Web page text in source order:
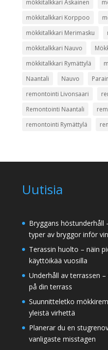
mökkitalkkari Askainen
mökkitalkkari Korppoo
mökkitalkkari Merimasku
mökkitalkkari Nauvo
mökkitalkkari Rymättylä
Naantali
Nauvo
remontointi Livonsaari
Remontointi Naantali
remontointi Rymättylä
Uutisia
Bryggans höstunderhåll
typer av bryggor inför
Terassin huolto – näin
käyttöikää vuosilla
Underhåll av terrassen
på din terrass
Suunnitteletko
yleistä virhettä
Planerar du en
vanligaste misstagen